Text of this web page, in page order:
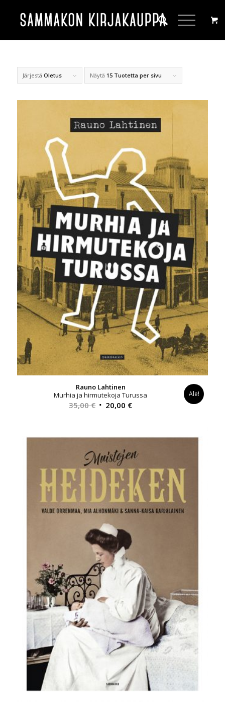
Järjestä Oletus Näytä 15 Tuotetta per sivu
Rauno Lahtinen
Murhia ja hirmutekoja Turussa
35,00€ Alkuperäinen
35,00 €.
20,00 €Nykyinen
20,00 €.
Ale!